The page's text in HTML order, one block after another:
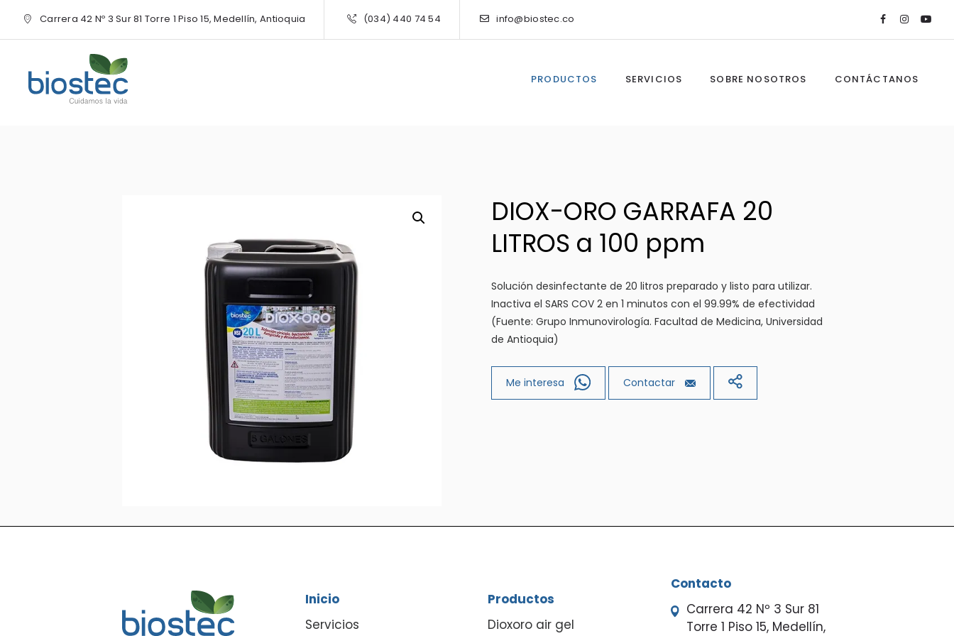
Carrera 42 Nº 3 Sur 81 Torre 1 Piso 15, Medellín, Antioquia (034) 440 74 54 info@biostec.co
PRODUCTOS SERVICIOS SOBRE NOSOTROS CONTÁCTANOS
DIOX-ORO GARRAFA 20
LITROS a 100 ppm
Solución desinfectante de 20 litros preparado y listo para utilizar.
Inactiva el SARS COV 2 en 1 minutos con el 99.99% de efectividad
(Fuente: Grupo Inmunovirología. Facultad de Medicina, Universidad
de Antioquia)
Me interesa Contactar
Inicio
Servicios
Productos
Dioxoro air gel
Contacto
Carrera 42 Nº 3 Sur 81
Torre 1 Piso 15, Medellín,